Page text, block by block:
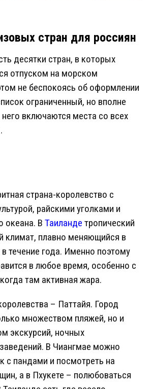
стран для россиян
десятки стран, в которых
отпуском на морском
не беспокоясь об оформлении
ограниченный, но вполне
включаются места со всех
страна-королевство с
райскими уголками и
океана. В Таиланде тропический
климат, плавно меняющийся в
течение года. Именно поэтому
в любое время, особенно с
там активная жара.
– Паттайя. Город
множеством пляжей, но и
экскурсий, ночных
В Чиангмае можно
с пандами и посмотреть на
а в Пхукете – полюбоваться